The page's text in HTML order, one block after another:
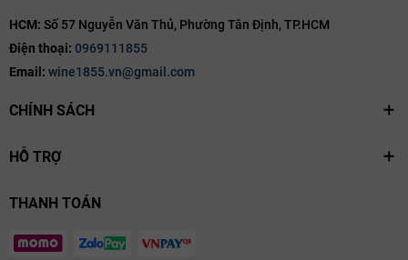
HCM: Số 57 Nguyễn Văn Thủ, Phường Tân Định, TP.HCM
Điện thoại: 0969111855
Email: wine1855.vn@gmail.com
CHÍNH SÁCH
HỖ TRỢ
THANH TOÁN